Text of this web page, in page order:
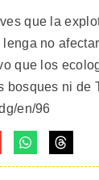
que la
no
que los
bosques ni de
en/96